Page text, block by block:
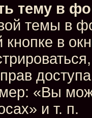
тему в
темы в
кнопке в
«Вы
и т. п.